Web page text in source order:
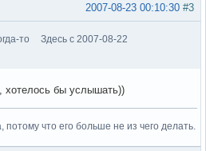
#3
2007-08-23 00:10:30
то
Здесь с 2007-08-22
хотелось бы услышать))
что его больше не из чего делать.